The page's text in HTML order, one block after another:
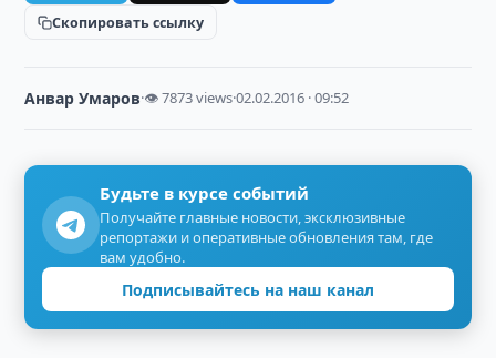
Скопировать ссылку
Анвар Умаров·👁 7873 views·02.02.2016 · 09:52
Будьте в курсе событий
Получайте главные новости, эксклюзивные
репортажи и оперативные обновления там, где
вам удобно.
Подписывайтесь на наш канал